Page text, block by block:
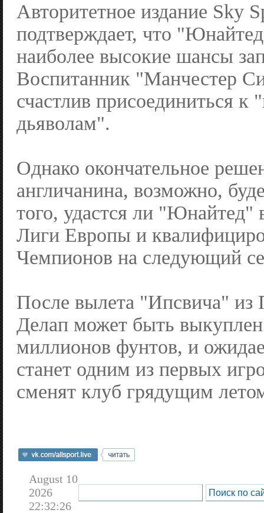
Авторитетное издание Sky
подтверждает, что
наиболее высокие шансы
Воспитанник "Манчестер
счастлив присоединиться к
дьяволам".
Однако окончательное
англичанина, возможно,
того, удастся ли "Юнайтед"
Лиги Европы и
Чемпионов на следующий
После вылета "Ипсвича" из
Делап может быть выкуплен
миллионов фунтов, и
станет одним из первых
сменят клуб грядущим
August 10
2026
22:32:26